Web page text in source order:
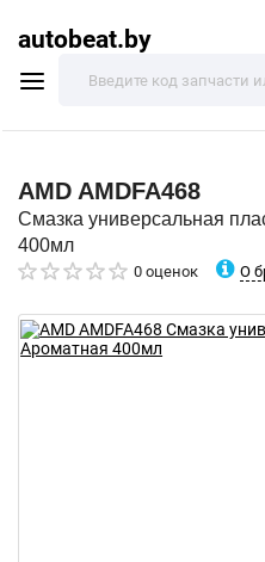
autobeat.by
AMD AMDFA468
Смазка универсальная
400мл
0 оценок О